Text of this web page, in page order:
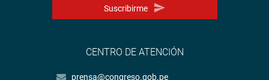
Suscribirme
CENTRO DE ATENCIÓN
prensa@congreso.gob.pe